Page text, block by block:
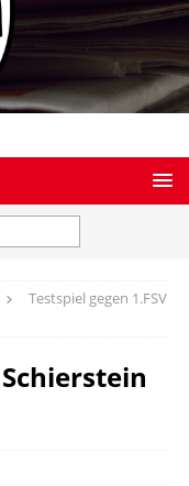
Testspiel gegen 1.FSV